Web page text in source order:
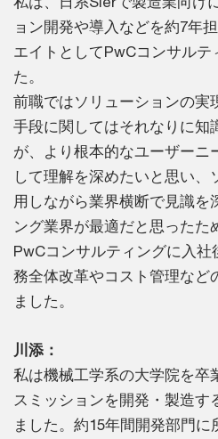
ョン開発や導入などを約7年
エイトとしてPwCコンサルテ
た。
前職ではソリューションの実
手段に関してはそれなりに知
が、より根本的なユーザーニ
して理解を深めたいと思い
用しながら業界横断で見識を
ング業界が最適だと思ったた
PwCコンサルティングに入
務全体改革やコスト管理など
ました。
川添：
私は機械工学系の大学院を卒
スミッションを開発・製造す
ました。約15年間開発部門